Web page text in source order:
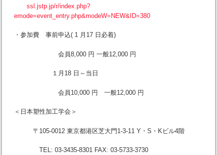
ssl.jstp.jp/r/index.php?
emode=event_entry.php&modeW=NEW&ID=380
・参加費 事前申込( 1 月17 日必着)
会員8,000 円 一般12,000 円
１月18 日～当日
会員10,000 円 一般12,000 円
＜日本塑性加工学会＞
〒105-0012 東京都港区芝大門1-3-11 Y・S・Kビル4階
TEL: 03-3435-8301 FAX: 03-5733-3730